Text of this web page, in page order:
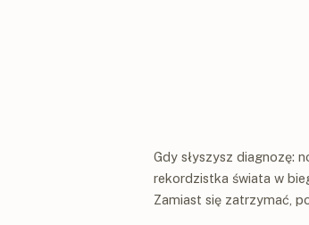
Gdy słyszysz diagnozę:
rekordzistka świata w
Zamiast się zatrzymać,